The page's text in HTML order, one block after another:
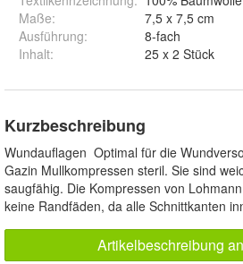
Maße:
7,5 x 7,5 cm
Ausführung:
8-fach
Inhalt: 25 x 2 Stück
Kurzbeschreibung
Wundauflagen Optimal für die
Gazin Mullkompressen steril. Sie sind
saugfähig. Die Kompressen von
keine Randfäden, da alle Schnittkanten
Artikelbeschreibung